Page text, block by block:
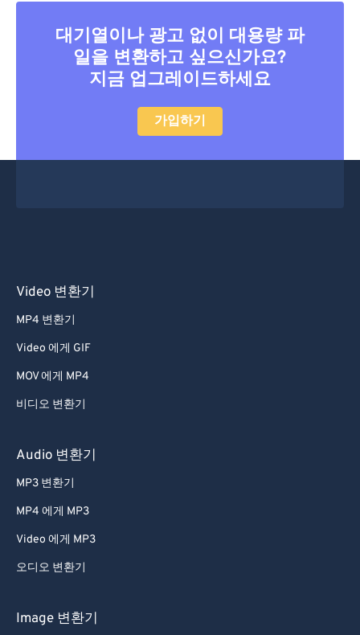
대기열이나 광고 없이 대용량 파
일을 변환하고 싶으신가요?
지금 업그레이드하세요
가입하기
Video 변환기
MP4 변환기
Video 에게 GIF
MOV 에게 MP4
비디오 변환기
Audio 변환기
MP3 변환기
MP4 에게 MP3
Video 에게 MP3
오디오 변환기
Image 변환기